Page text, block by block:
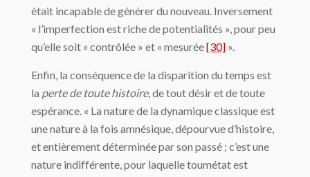
était incapable de générer du nouveau. Inversement
« l’imperfection est riche de potentialités », pour peu
qu’elle soit « contrôlée » et « mesurée[30] ».
Enfin, la conséquence de la disparition du temps est
la perte de toute histoire, de tout désir et de toute
espérance. « La nature de la dynamique classique est
une nature à la fois amnésique, dépourvue d’histoire,
et entièrement déterminée par son passé ; c’est une
nature indifférente, pour laquelle toumétat est